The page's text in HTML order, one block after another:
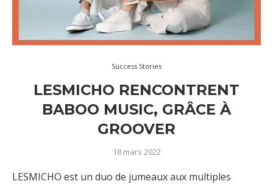
Success Stories
LESMICHO RENCONTRENT
BABOO MUSIC, GRÂCE À
GROOVER
18 mars 2022
LESMICHO est un duo de jumeaux aux multiples